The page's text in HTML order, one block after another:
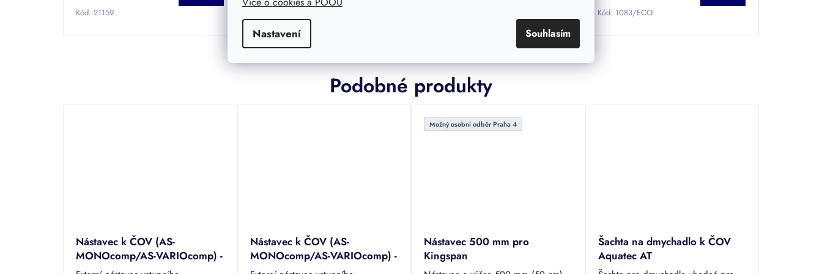
Nastavení Souhlasím
Kód: 21159 Kód: 1083/ECO
Podobné produkty
Nástavec k ČOV (AS-
MONOcomp/AS-VARIOcomp) -
výška 500 mm
Nástavec k ČOV (AS-
MONOcomp/AS-VARIOcomp) -
výška 300 mm
Možný osobní odběr Praha 4
Nástavec 500 mm pro
Kingspan
Šachta na dmychadlo k ČOV
Aquatec AT